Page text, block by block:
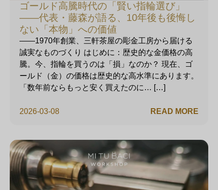
ゴールド高騰時代の「賢い指輪選び」
——代表・藤森が語る、10年後も後悔し
ない「本物」への価値
2026-03-08
——1970年創業、三軒茶屋の彫金工房から届ける
誠実なものづくり はじめに：歴史的な金価格の高
騰。今、指輪を買うのは「損」なのか？ 現在、ゴ
ールド（金）の価格は歴史的な高水準にあります。
「数年前ならもっと安く買えたのに… […]
READ MORE